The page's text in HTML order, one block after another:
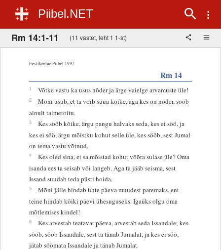
Piibel.NET
Rm 14:1-11 (11 vastet, leht 1 1-st)
Eestikeelne Piibel 1997
Rm 14
1 Võtke vastu ka usus nõder ja ärge vaielge arvamuste üle!
2
Mõni usub, et ta võib süüa kõike, aga kes on nõder, sööb
ainult taimetoitu.
3
Kes sööb kõike, ärgu pangu halvaks seda, kes ei söö, ja
kes ei söö, ärgu mõistku kohut selle üle, kes sööb, sest Jumal
on tema vastu võtnud.
4
Kes oled sina, et sa mõistad kohut võõra sulase üle? Oma
isanda ees ta seisab või langeb. Aga ta jääb seisma, sest
Issand suudab teda püsti hoida.
5
Mõni jälle hindab ühte päeva muudest paremaks, ent
teine hindab kõiki päevi ühesuguseks. Igaüks olgu oma
mõtlemises kindel!
6
Kes arvestab teatavat päeva, arvestab seda Issandale; kes
sööb, sööb Issandale, sest ta tänab Jumalat, ja kes ei söö,
jätab söömata Issandale ja tänab Jumalat.